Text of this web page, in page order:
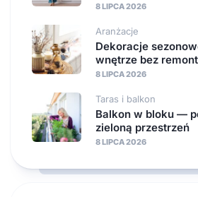
8 LIPCA 2026
Aranżacje
Dekoracje
wnętrze bez
8 LIPCA 2026
Taras i balkon
Balkon w bloku —
zieloną przestrzeń
8 LIPCA 2026